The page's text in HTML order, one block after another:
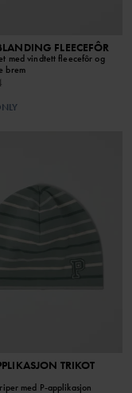
FLEECEFÔR
med vindtett fleecefôr og
brem
TRIKOT
med P-applikasjon